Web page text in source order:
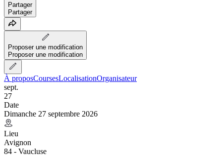
Partager
Partager
Proposer une modification
Proposer une modification
À proposCoursesLocalisationOrganisateur
sept.
27
Date
Dimanche 27 septembre 2026
Lieu
Avignon
84 - Vaucluse